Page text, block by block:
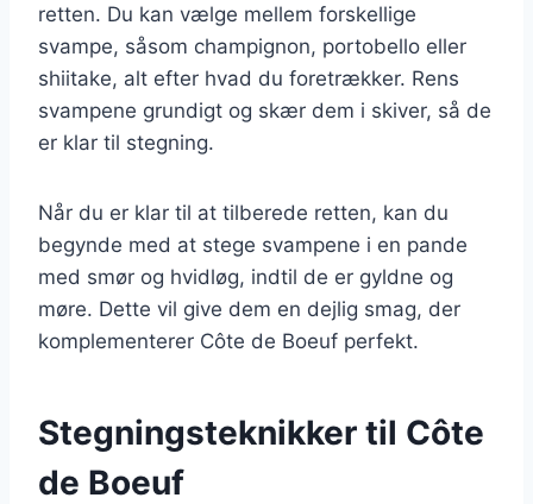
retten. Du kan vælge mellem forskellige
svampe, såsom champignon, portobello eller
shiitake, alt efter hvad du foretrækker. Rens
svampene grundigt og skær dem i skiver, så de
er klar til stegning.
Når du er klar til at tilberede retten, kan du
begynde med at stege svampene i en pande
med smør og hvidløg, indtil de er gyldne og
møre. Dette vil give dem en dejlig smag, der
komplementerer Côte de Boeuf perfekt.
Stegningsteknikker til Côte
de Boeuf